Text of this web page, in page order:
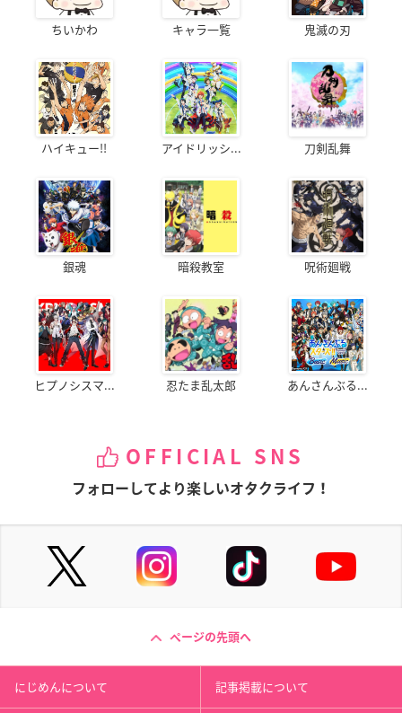
ちいかわ キャラ一覧 鬼滅の刃
ハイキュー!! アイドリッシ... 刀剣乱舞
銀魂 暗殺教室 呪術廻戦
ヒプノシスマ... 忍たま乱太郎 あんさんぶる...
OFFICIAL SNS
フォローしてより楽しいオタクライフ！
ページの先頭へ
にじめんについて 記事掲載について